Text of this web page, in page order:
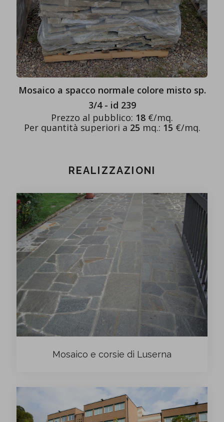
Mosaico a spacco normale colore misto sp.
3/4 - id 239
Prezzo al pubblico: 18 €/mq.
Per quantità superiori a 25 mq.: 15 €/mq.
REALIZZAZIONI
Mosaico e corsie di Luserna